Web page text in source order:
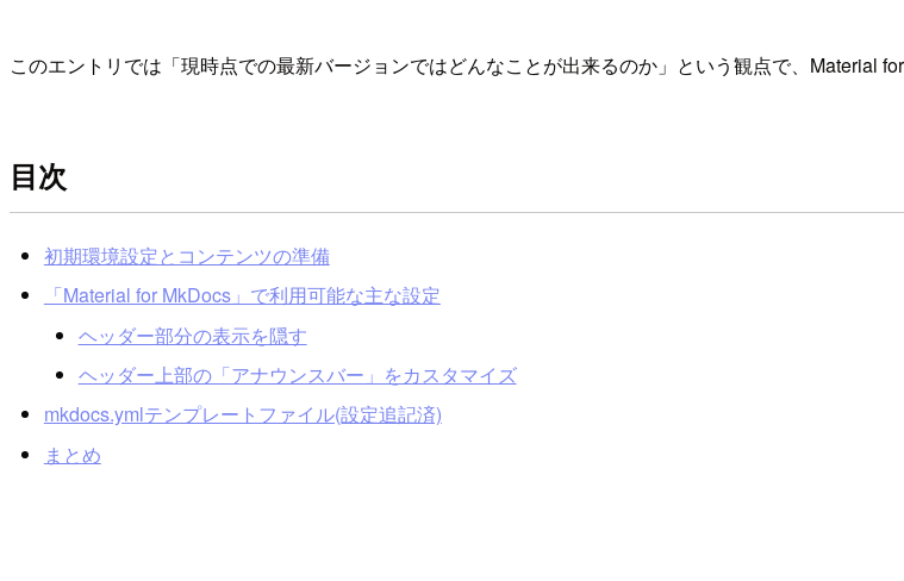
このエントリでは「現時点での最新バージョンではどんなことが出来るのか」という観点で、Material
目次
初期環境設定とコンテンツの準備
「Material for MkDocs」で利用可能な主な設定
ヘッダー部分の表示を隠す
ヘッダー上部の「アナウンスバー」をカスタマイズ
mkdocs.ymlテンプレートファイル(設定追記済)
まとめ